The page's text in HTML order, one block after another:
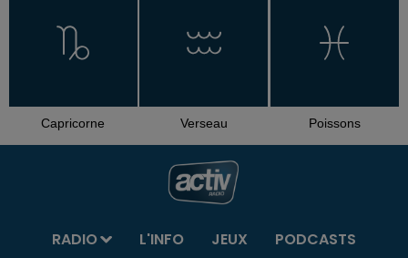
Capricorne Verseau Poissons
RADIO L'INFO JEUX
PODCASTS